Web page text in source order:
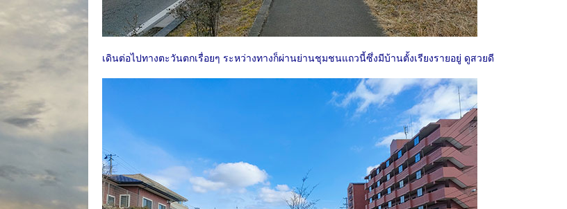
เดินต่อไปทางตะวันตกเรื่อยๆ ระหว่างทางก็ผ่านย่านชุมชนแถวนี้ซึ่งมีบ้านตั้งเรียงรายอยู่ ดูสวยดี